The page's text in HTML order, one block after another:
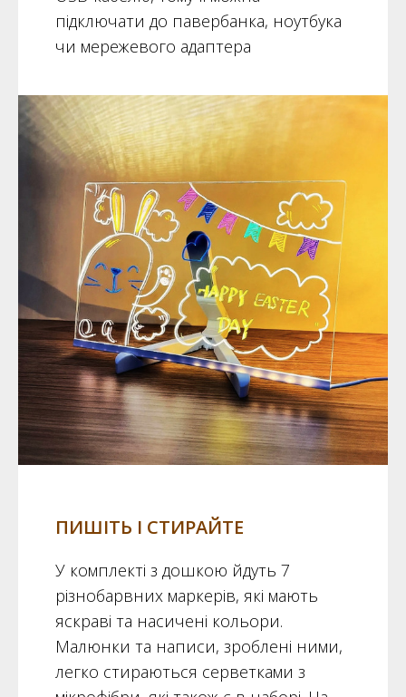
підключати до павербанка, ноутбука
чи мережевого адаптера
ПИШІТЬ І СТИРАЙТЕ
У комплекті з дошкою йдуть 7
різнобарвних маркерів, які мають
яскраві та насичені кольори.
Малюнки та написи, зроблені ними,
легко стираються серветками з